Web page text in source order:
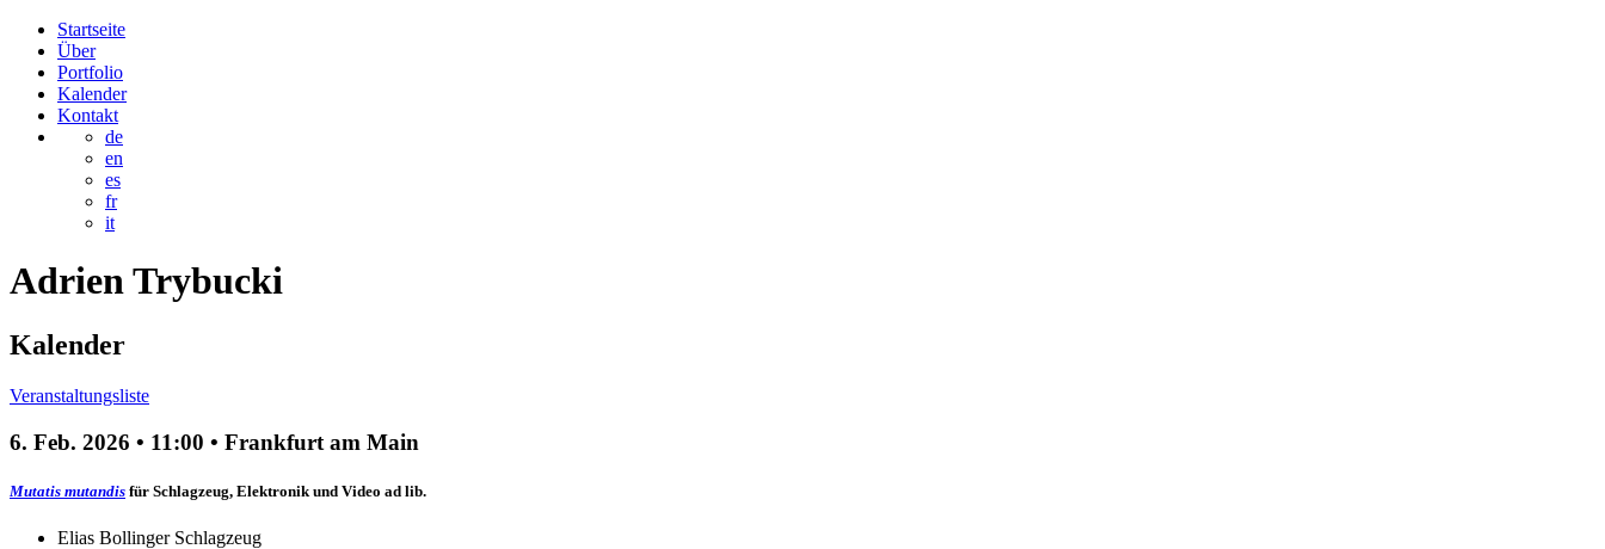
Startseite
Über
Portfolio
Kalender
Kontakt
de
en
es
fr
it
AdrienTrybucki
Kalender
Veranstaltungsliste
6. Feb. 2026 • 11:00 • Frankfurt am Main
Mutatis mutandis für Schlagzeug, Elektronik und Video ad lib.
Elias Bollinger Schlagzeug